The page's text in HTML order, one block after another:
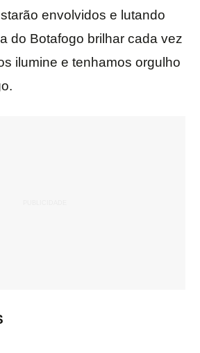
envolvidos e lutando
do Botafogo brilhar cada vez
ilumine e tenhamos orgulho